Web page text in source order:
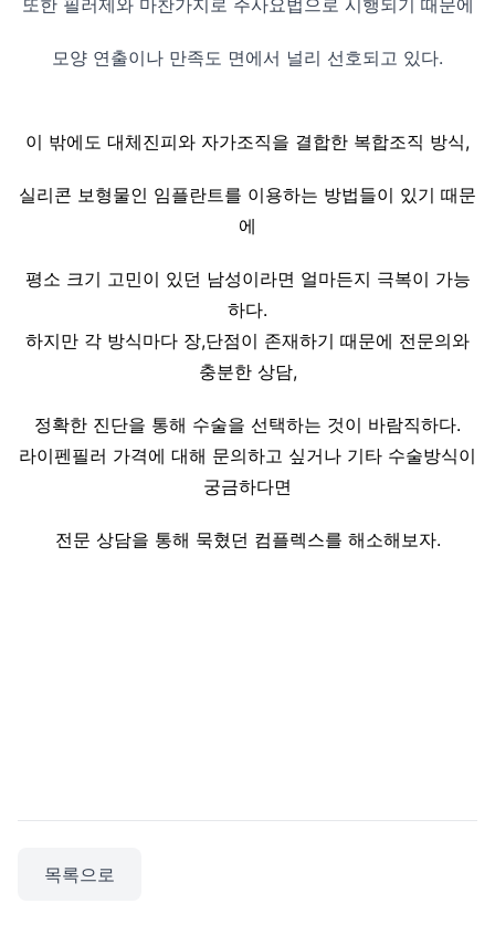
모양 연출이나 만족도 면에서 널리 선호되고 있다.
이 밖에도 대체진피와 자가조직을 결합한 복합조직 방식,
실리콘 보형물인 임플란트를 이용하는 방법들이 있기 때문
에
평소 크기 고민이 있던 남성이라면 얼마든지 극복이 가능
하다.
하지만 각 방식마다 장,단점이 존재하기 때문에 전문의와
충분한 상담,
정확한 진단을 통해 수술을 선택하는 것이 바람직하다.
라이펜필러 가격에 대해 문의하고 싶거나 기타 수술방식이
궁금하다면
전문 상담을 통해 묵혔던 컴플렉스를 해소해보자.
목록으로